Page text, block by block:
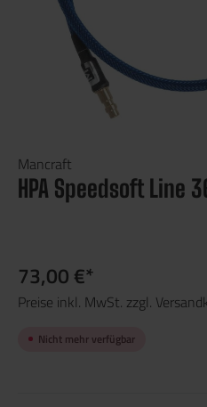
Mancraft
HPA Speedsoft Line
73,00 €*
Preise inkl. MwSt. zzgl.
Nicht mehr verfügbar